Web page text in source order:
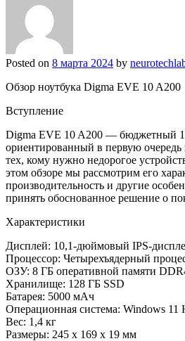
Posted on 8 марта 2024 by
Обзор ноутбука Digma EVE 10 A200
Вступление
Digma EVE 10 A200 — бюджетный
ориентированный в первую очередь
тех, кому нужно недорогое
этом обзоре мы рассмотрим его
производительность и другие
принять обоснованное решение о
Характеристики
Дисплей: 10,1-дюймовый IPS-
Процессор: Четырехъядерный
ОЗУ: 8 ГБ оперативной памяти
Хранилище: 128 ГБ SSD
Батарея: 5000 мАч
Операционная система: Windows 11
Вес: 1,4 кг
Размеры: 245 x 169 x 19 мм